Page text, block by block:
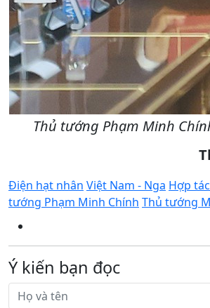
Thủ tướng Phạm Minh
Điện hạt nhân Việt Nam - Nga Hợp
tướng Phạm Minh Chính Thủ tướng
Ý kiến bạn đọc